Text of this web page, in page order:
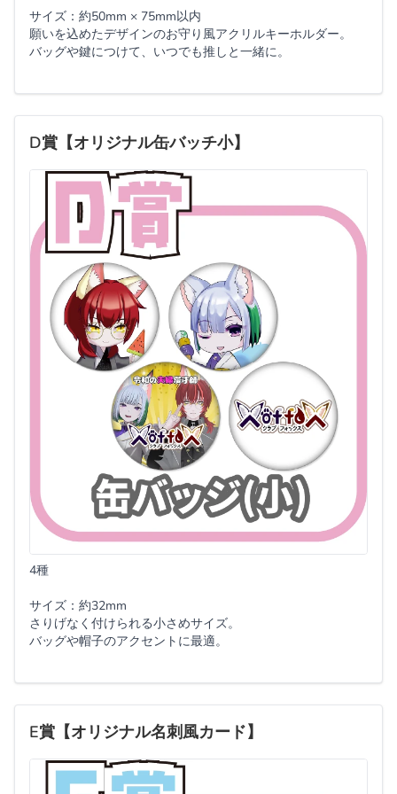
サイズ：約50mm × 75mm以内
願いを込めたデザインのお守り風アクリルキーホルダー。
バッグや鍵につけて、いつでも推しと一緒に。
D賞【オリジナル缶バッチ小】
4種
サイズ：約32mm
さりげなく付けられる小さめサイズ。
バッグや帽子のアクセントに最適。
E賞【オリジナル名刺風カード】